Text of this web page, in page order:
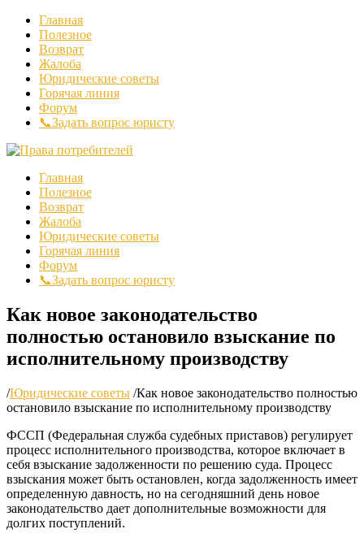
Главная
Полезное
Возврат
Жалоба
Юридические советы
Горячая линия
Форум
📞Задать вопрос юристу
Главная
Полезное
Возврат
Жалоба
Юридические советы
Горячая линия
Форум
📞Задать вопрос юристу
Как новое законодательство
полностью остановило взыскание по
исполнительному производству
/Юридические советы /Как новое законодательство полностью
остановило взыскание по исполнительному производству
ФССП (Федеральная служба судебных приставов) регулирует
процесс исполнительного производства, которое включает в
себя взыскание задолженности по решению суда. Процесс
взыскания может быть остановлен, когда задолженность имеет
определенную давность, но на сегодняшний день новое
законодательство дает дополнительные возможности для
долгих поступлений.